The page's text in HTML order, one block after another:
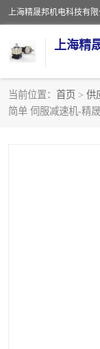
上海精
当前位置： 首页 > 供
简单 伺服减速机-精
减速电机